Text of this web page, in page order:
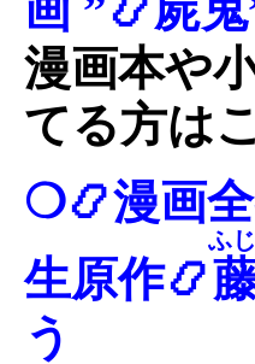
漫画本や
てる方は
❍📿漫画
生原作📿
ふ
う